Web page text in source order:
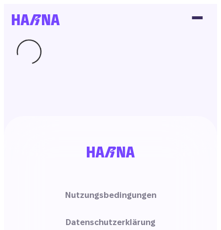
Nutzungsbedingungen
Datenschutzerklärung